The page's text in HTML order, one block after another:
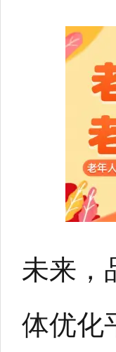
未来，
体优化